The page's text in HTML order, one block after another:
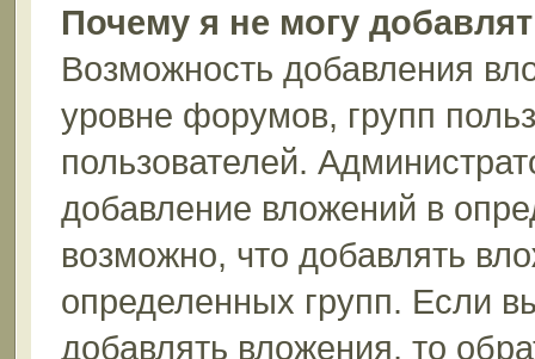
Почему я не могу
Возможность добавления
уровне форумов, групп
пользователей.
добавление вложений в
возможно, что добавлять
определенных групп. Если
добавлять вложения, то